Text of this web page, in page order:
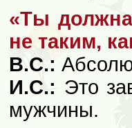
«Ты
не таким,
В.С.:
И.С.: Это
мужчины.